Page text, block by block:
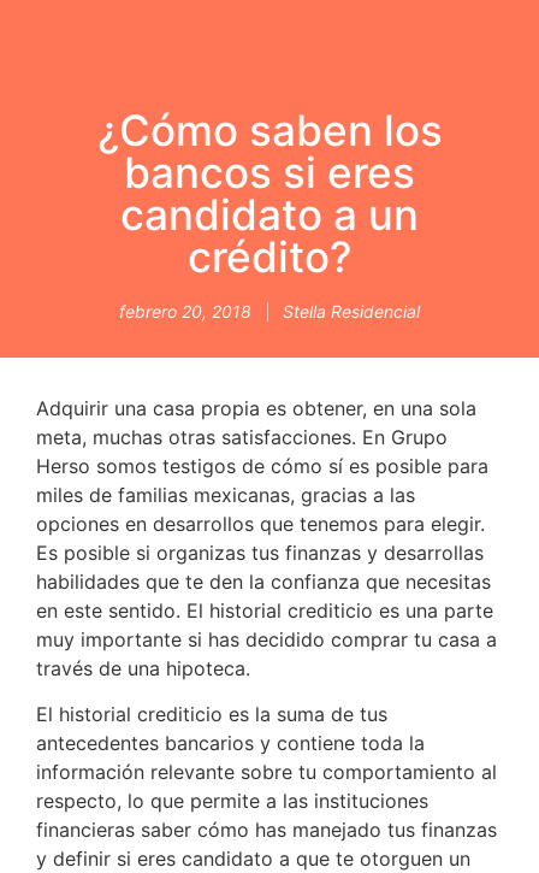
¿Cómo saben los
bancos si eres
candidato a un
crédito?
febrero 20, 2018 Stella Residencial
Adquirir una casa propia es obtener, en una sola
meta, muchas otras satisfacciones. En Grupo
Herso somos testigos de cómo sí es posible para
miles de familias mexicanas, gracias a las
opciones en desarrollos que tenemos para elegir.
Es posible si organizas tus finanzas y desarrollas
habilidades que te den la confianza que necesitas
en este sentido. El historial crediticio es una parte
muy importante si has decidido comprar tu casa a
través de una hipoteca.
El historial crediticio es la suma de tus
antecedentes bancarios y contiene toda la
información relevante sobre tu comportamiento al
respecto, lo que permite a las instituciones
financieras saber cómo has manejado tus finanzas
y definir si eres candidato a que te otorguen un